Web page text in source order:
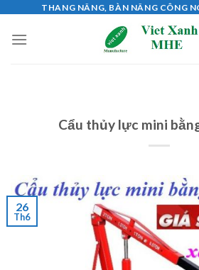
content
THANG NÂNG, BÀN NÂNG CÔNG
Cẩu thủy lực mini
26
Th6